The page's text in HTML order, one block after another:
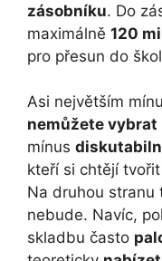
zásobníku. Do
maximálně 120
pro přesun do
Asi největším
nemůžete
mínus
kteří si chtějí
Na druhou
nebude. Navíc,
skladbu často